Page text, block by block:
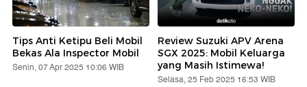
Tips Anti Ketipu Beli Mobil
Bekas Ala Inspector Mobil
Senin, 07 Apr 2025 10:06 WIB
Review Suzuki APV Arena
SGX 2025: Mobil Keluarga
yang Masih Istimewa!
Selasa, 25 Feb 2025 16:53 WIB